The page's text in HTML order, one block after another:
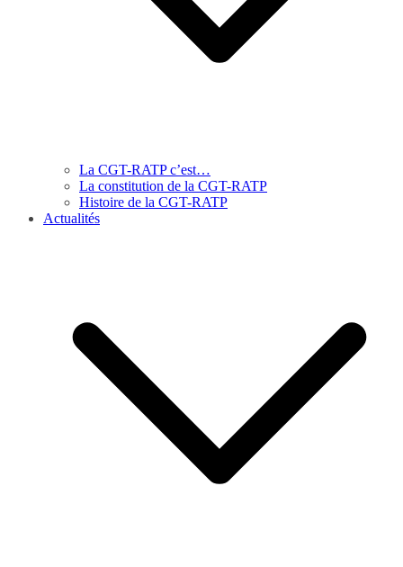
La CGT-RATP c’est…
La constitution de la CGT-RATP
Histoire de la CGT-RATP
Actualités